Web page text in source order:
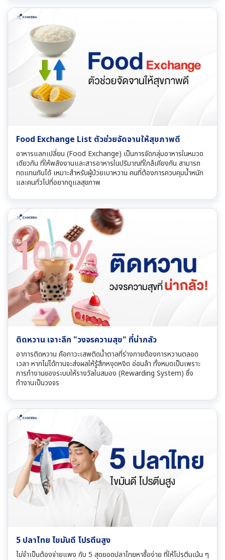
Food Exchange List ตัวช่วยจัดจานให้สุขภาพดี
อาหารแลกเปลี่ยน (Food Exchange) เป็นการจัดกลุ่มอาหารในหมวด
เดียวกัน ที่ให้พลังงานและสารอาหารในปริมาณที่ใกล้เคียงกัน สามารถ
ทดแทนกันได้ เหมาะสำหรับผู้ป่วยเบาหวาน คนที่ต้องการควบคุมน้ำหนัก
และคนทั่วไปที่อยากดูแลสุขภาพ
ติดหวาน เจาะลึก "วงจรความสุข" ที่น่ากลัว
อาการติดหวาน คือภาวะเสพติดน้ำตาลที่ร่างกายต้องการหวานตลอด
เวลา หากไม่ได้ทานจะส่งผลให้รู้สึกหงุดหงิด อ่อนล้า ทั้งหมดเป็นเพราะ
การทำงานของระบบให้รางวัลในสมอง (Rewarding System) ซึ่ง
ทำงานเป็นวงจร
5 ปลาไทย ไขมันดี โปรตีนสูง
ไม่จำเป็นต้องจ่ายแพง กับ 5 สุดยอดปลาไทยหาซื้อง่าย ที่ให้โปรตีนเน้น ๆ